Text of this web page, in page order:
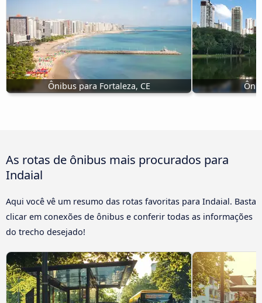
Ônibus para Fortaleza, CE
As rotas de ônibus mais procurados para
Indaial
Aqui você vê um resumo das rotas favoritas para Indaial. Basta
clicar em conexões de ônibus e conferir todas as informações
do trecho desejado!